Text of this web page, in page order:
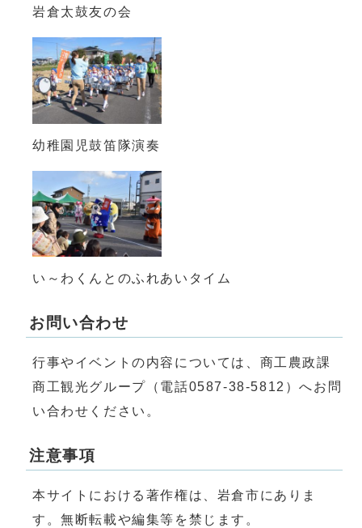
岩倉太鼓友の会
幼稚園児鼓笛隊演奏
い～わくんとのふれあいタイム
お問い合わせ
行事やイベントの内容については、商工農政課
商工観光グループ（電話0587-38-5812）へお問
い合わせください。
注意事項
本サイトにおける著作権は、岩倉市にありま
す。無断転載や編集等を禁じます。